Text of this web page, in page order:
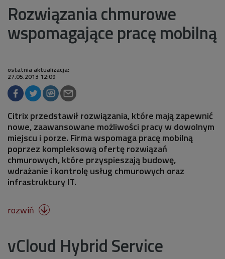
Rozwiązania chmurowe
wspomagające pracę mobilną
ostatnia aktualizacja:
27.05.2013 12:09
Citrix przedstawił rozwiązania, które mają zapewnić
nowe, zaawansowane możliwości pracy w dowolnym
miejscu i porze. Firma wspomaga pracę mobilną
poprzez kompleksową ofertę rozwiązań
chmurowych, które przyspieszają budowę,
wdrażanie i kontrolę usług chmurowych oraz
infrastruktury IT.
rozwiń 
vCloud Hybrid Service